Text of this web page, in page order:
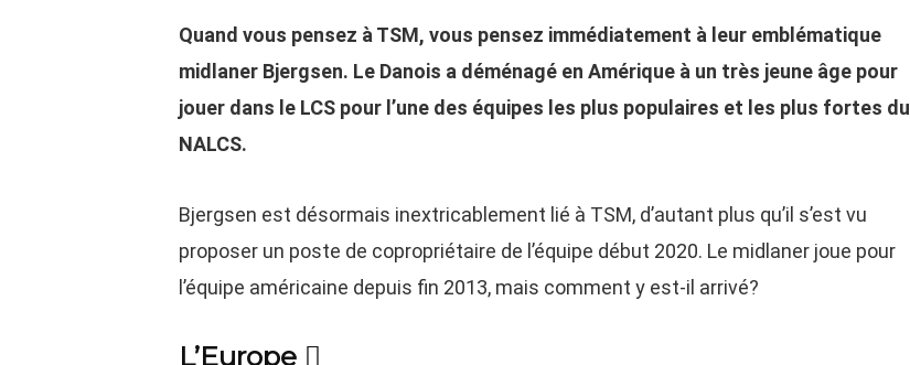
Quand vous pensez à TSM, vous pensez immédiatement à leur emblématique
midlaner Bjergsen. Le Danois a déménagé en Amérique à un très jeune âge pour
jouer dans le LCS pour l’une des équipes les plus populaires et les plus fortes du
NALCS.
Bjergsen est désormais inextricablement lié à TSM, d’autant plus qu’il s’est vu
proposer un poste de copropriétaire de l’équipe début 2020. Le midlaner joue pour
l’équipe américaine depuis fin 2013, mais comment y est-il arrivé?
L’Europe 